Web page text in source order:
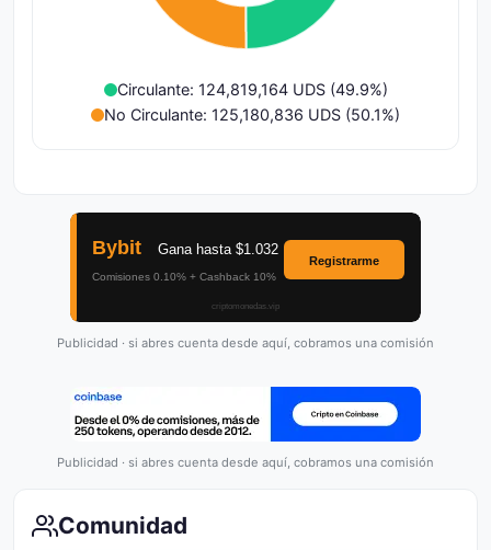
Circulante: 124,819,164 UDS (49.9%)
No Circulante: 125,180,836 UDS (50.1%)
Publicidad · si abres cuenta desde aquí, cobramos una comisión
Publicidad · si abres cuenta desde aquí, cobramos una comisión
Comunidad